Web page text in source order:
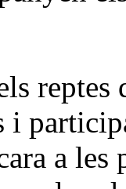
reptes
i
a